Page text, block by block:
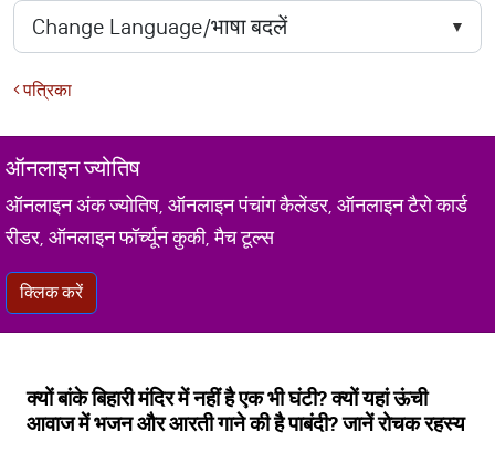
पत्रिका
ऑनलाइन ज्योतिष
ऑनलाइन अंक ज्योतिष, ऑनलाइन पंचांग कैलेंडर, ऑनलाइन टैरो कार्ड
रीडर, ऑनलाइन फॉर्च्यून कुकी, मैच टूल्स
क्लिक करें
क्यों बांके बिहारी मंदिर में नहीं है एक भी घंटी? क्यों यहां ऊंची
आवाज में भजन और आरती गाने की है पाबंदी? जानें रोचक रहस्य